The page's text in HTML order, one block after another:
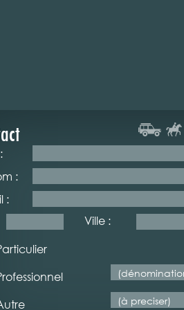
:
:
Ville :